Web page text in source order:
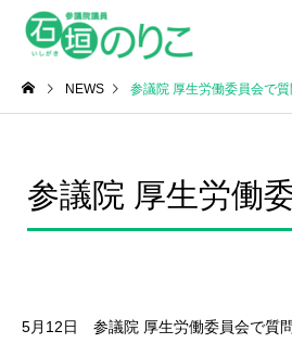
NEWS 参議院 厚生労働委員会で質
参議院 厚生労働
5月12日 参議院 厚生労働委員会で質問